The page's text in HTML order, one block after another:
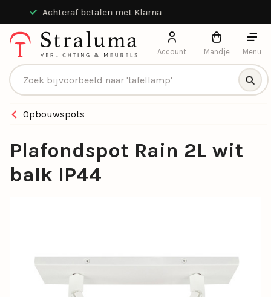
Achteraf betalen met Klarna
Producten zoeken
Account Mandje Menu
Opbouwspots
Plafondspot Rain 2L wit
balk IP44